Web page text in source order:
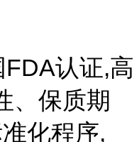
认证,高
、保质期
化程序,